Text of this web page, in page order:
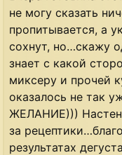
не могу сказать
пропитывается, а
сохнут, но…скажу
знает с какой
миксеру и прочей
оказалось не так
ЖЕЛАНИЕ)))
за
результатах